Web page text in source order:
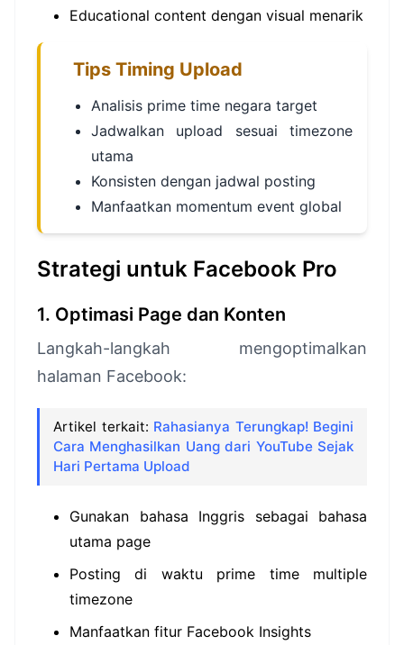
Educational content dengan visual menarik
Tips Timing Upload
Analisis prime time negara target
Jadwalkan upload sesuai timezone
utama
Konsisten dengan jadwal posting
Manfaatkan momentum event global
Strategi untuk Facebook Pro
1. Optimasi Page dan Konten
Langkah-langkah mengoptimalkan
halaman Facebook:
Artikel terkait: Rahasianya Terungkap! Begini
Cara Menghasilkan Uang dari YouTube Sejak
Hari Pertama Upload
Gunakan bahasa Inggris sebagai bahasa
utama page
Posting di waktu prime time multiple
timezone
Manfaatkan fitur Facebook Insights